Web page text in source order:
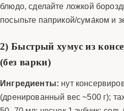
блюдо, сделайте ложкой
посыпьте паприкой/сума́ком и
2) Быстрый хумус из
(без варки)
Ингредиенты: нут
(дренированный вес ~500 г);